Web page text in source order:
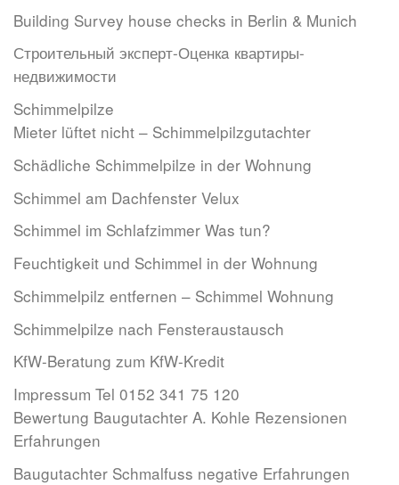
Building Survey house checks in Berlin & Munich
Строительный эксперт-Оценкa квартиры-
недвижимости
Schimmelpilze
Mieter lüftet nicht – Schimmelpilzgutachter
Schädliche Schimmelpilze in der Wohnung
Schimmel am Dachfenster Velux
Schimmel im Schlafzimmer Was tun?
Feuchtigkeit und Schimmel in der Wohnung
Schimmelpilz entfernen – Schimmel Wohnung
Schimmelpilze nach Fensteraustausch
KfW-Beratung zum KfW-Kredit
Impressum Tel 0152 341 75 120
Bewertung Baugutachter A. Kohle Rezensionen
Erfahrungen
Baugutachter Schmalfuss negative Erfahrungen